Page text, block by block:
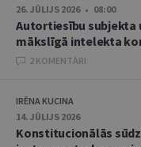
26. JŪLIJS 2026 • 08:00
Autortiesību subjekta
mākslīgā intelekta
2 KOMENTĀRI
IRĒNA KUCINA
14. JŪLIJS 2026
Konstitucionālās